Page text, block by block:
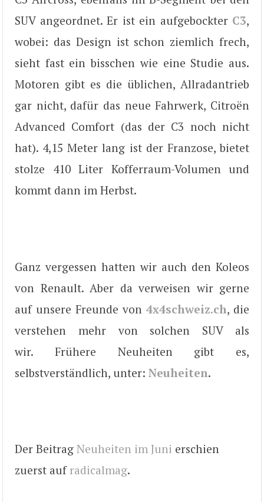
SUV angeordnet. Er ist ein aufgebockter C3,
wobei: das Design ist schon ziemlich frech,
sieht fast ein bisschen wie eine Studie aus.
Motoren gibt es die üblichen, Allradantrieb
gar nicht, dafür das neue Fahrwerk, Citroën
Advanced Comfort (das der C3 noch nicht
hat). 4,15 Meter lang ist der Franzose, bietet
stolze 410 Liter Kofferraum-Volumen und
kommt dann im Herbst.
Ganz vergessen hatten wir auch den Koleos
von Renault. Aber da verweisen wir gerne
auf unsere Freunde von 4x4schweiz.ch, die
verstehen mehr von solchen SUV als
wir. Frühere Neuheiten gibt es,
selbstverständlich, unter: Neuheiten.
Der Beitrag Neuheiten im Juni erschien
zuerst auf radicalmag.